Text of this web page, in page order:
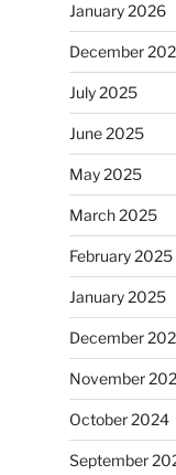
January 2026
December
July 2025
June 2025
May 2025
March 2025
February 2025
January 2025
December
November
October 2024
September